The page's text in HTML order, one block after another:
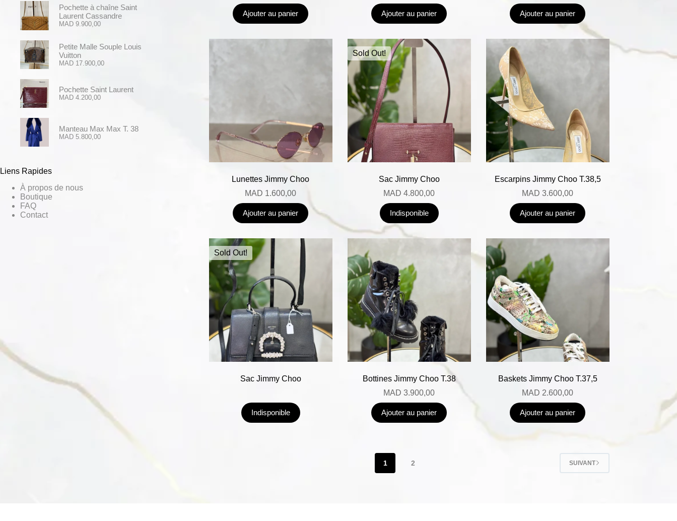
Ajouter au panier Ajouter au panier Ajouter au panier
Lunettes Jimmy Choo
MAD 1.600,00
Ajouter au panier
Sold Out!
Sac Jimmy Choo
MAD 4.800,00
Indisponible
Escarpins Jimmy Choo T.38,5
MAD 3.600,00
Ajouter au panier
Sold Out!
Sac Jimmy Choo
Indisponible
Bottines Jimmy Choo T.38
MAD 3.900,00
Ajouter au panier
Baskets Jimmy Choo T.37,5
MAD 2.600,00
Ajouter au panier
1 2 SUIVANT
Pochette à chaîne Saint
Laurent Cassandre
MAD 9.900,00
Petite Malle Souple Louis
Vuitton
MAD 17.900,00
Pochette Saint Laurent
MAD 4.200,00
Manteau Max Max T. 38
MAD 5.800,00
Liens Rapides
À propos de nous
Boutique
FAQ
Contact